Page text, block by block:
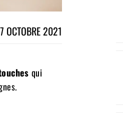
OCTOBRE 2021
qui